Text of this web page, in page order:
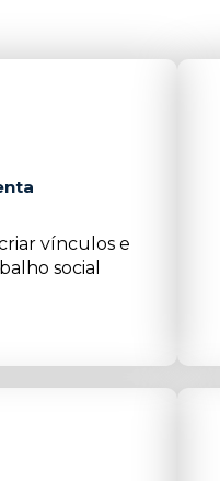
vínculos e
social